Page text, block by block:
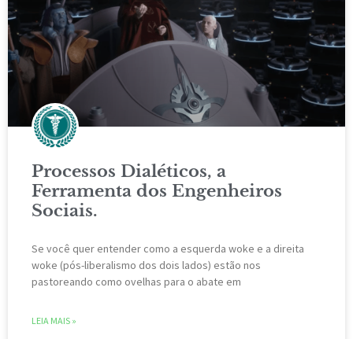
Processos Dialéticos, a
Ferramenta dos Engenheiros
Sociais.
Se você quer entender como a esquerda woke e a direita
woke (pós-liberalismo dos dois lados) estão nos
pastoreando como ovelhas para o abate em
LEIA MAIS »